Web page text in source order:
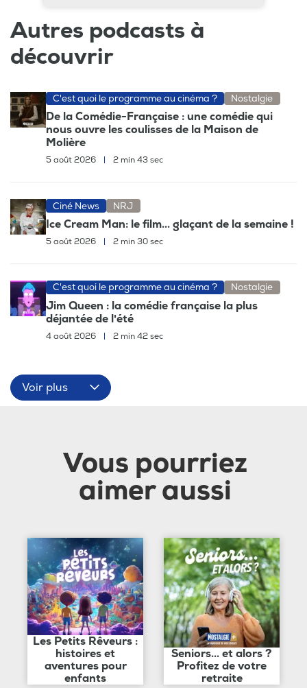
Autres podcasts à
découvrir
C'est quoi le programme au cinéma ? Nostalgie
De la Comédie-Française : une comédie qui
nous ouvre les coulisses de la Maison de
Molière
5 août 2026 2 min 43 sec
Ciné News NRJ
Ice Cream Man: le film... glaçant de la semaine !
5 août 2026 2 min 30 sec
C'est quoi le programme au cinéma ? Nostalgie
Jim Queen : la comédie française la plus
déjantée de l'été
4 août 2026 2 min 42 sec
Voir plus
Vous pourriez
aimer aussi
Les Petits Rêveurs :
histoires et
aventures pour
enfants
Seniors... et alors ?
Profitez de votre
retraite